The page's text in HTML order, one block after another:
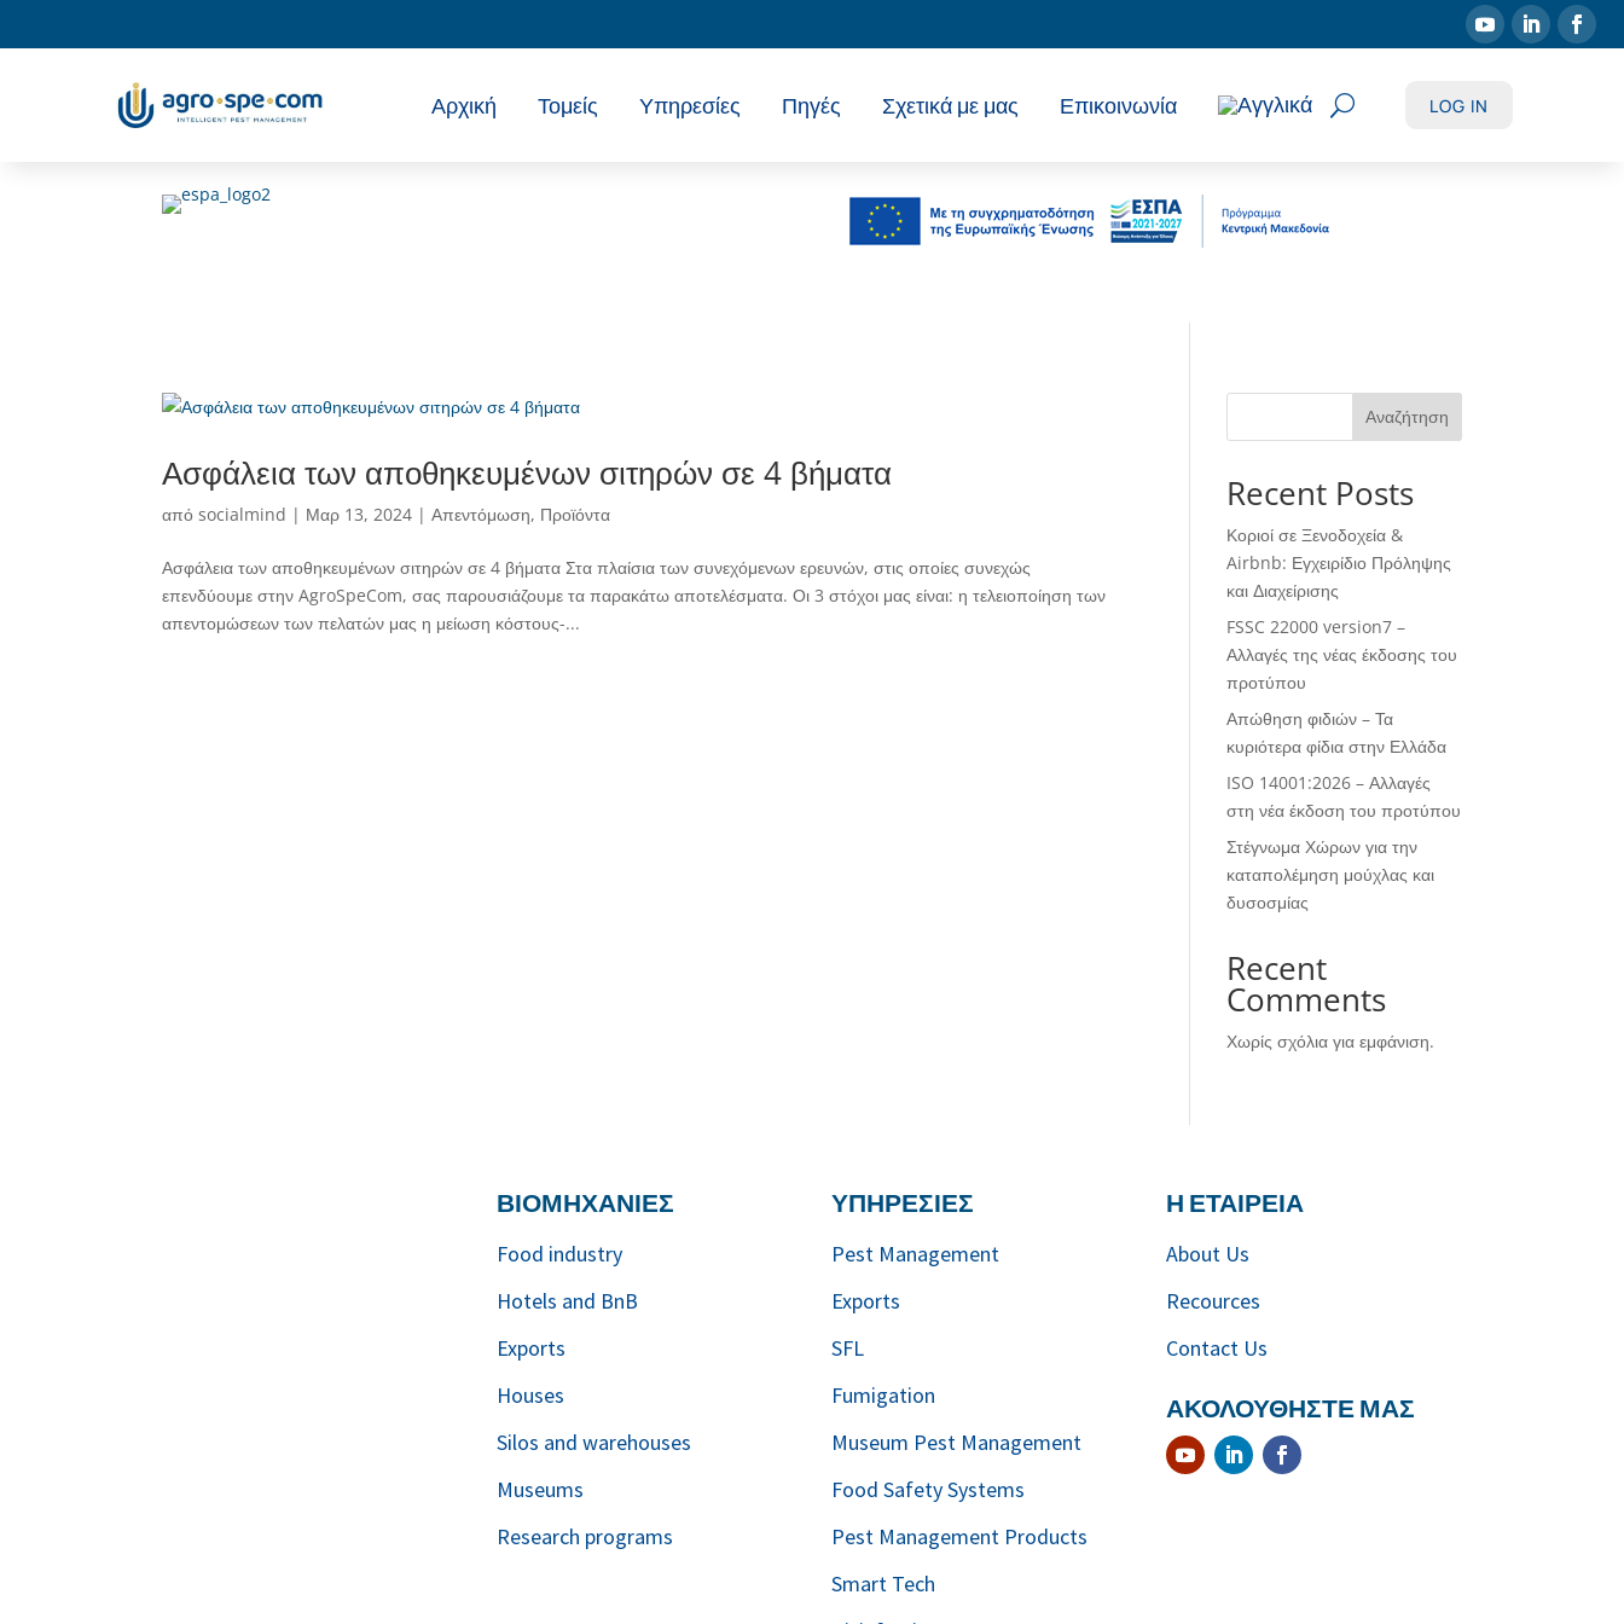
Αρχική Τομείς Υπηρεσίες Πηγές Σχετικά με μας Επικοινωνία LOG IN
Ασφάλεια των αποθηκευμένων σιτηρών σε 4 βήματα
απόsocialmind | Μαρ 13, 2024 |Απεντόμωση, Προϊόντα
Ασφάλεια των αποθηκευμένων σιτηρών σε 4 βήματα Στα πλαίσια των συνεχόμενων ερευνών, στις οποίες συνεχώς
επενδύουμε στην AgroSpeCom, σας παρουσιάζουμε τα παρακάτω αποτελέσματα. Οι 3 στόχοι μας είναι: η τελειοποίηση των
απεντομώσεων των πελατών μας η μείωση κόστους-...
Αναζήτηση
Recent Posts
Κοριοί σε Ξενοδοχεία &
Airbnb: Εγχειρίδιο Πρόληψης
και Διαχείρισης
FSSC 22000 version7 –
Αλλαγές της νέας έκδοσης του
προτύπου
Απώθηση φιδιών – Τα
κυριότερα φίδια στην Ελλάδα
ISO 14001:2026 – Αλλαγές
στη νέα έκδοση του προτύπου
Στέγνωμα Χώρων για την
καταπολέμηση μούχλας και
δυσοσμίας
Recent
Comments
Χωρίς σχόλια για εμφάνιση.
ΒΙΟΜΗΧΑΝΙΕΣ
Food industry
Hotels and BnB
Exports
Houses
Silos and warehouses
Museums
Research programs
ΥΠΗΡΕΣΙΕΣ
Pest Management
Exports
SFL
Fumigation
Museum Pest Management
Food Safety Systems
Pest Management Products
Smart Tech
Η ΕΤΑΙΡΕΙΑ
About Us
Recources
Contact Us
ΑΚΟΛΟΥΘΗΣΤΕ ΜΑΣ